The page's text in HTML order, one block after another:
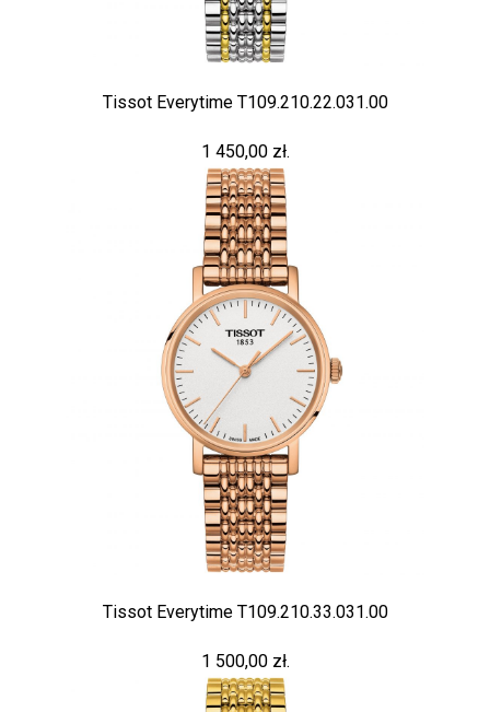
Tissot Everytime T109.210.22.031.00
1 450,00 zł.
Tissot Everytime T109.210.33.031.00
1 500,00 zł.